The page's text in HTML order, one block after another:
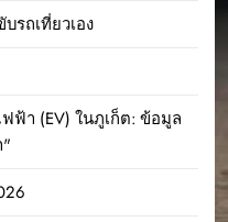
รถเที่ยวเอง
ฟ้า (EV) ในภูเก็ต: ข้อมูล